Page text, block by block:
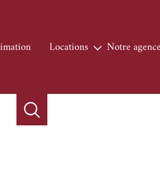
locations
locations professionnelles
notre agence
notre